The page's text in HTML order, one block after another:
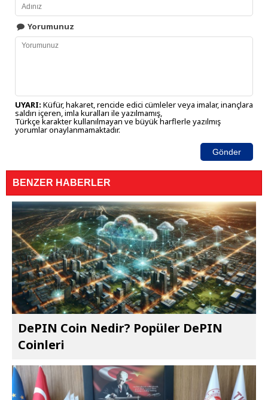
Yorumunuz
UYARI: Küfür, hakaret, rencide edici cümleler veya imalar, inançlara
saldırı içeren, imla kuralları ile yazılmamış,
Türkçe karakter kullanılmayan ve büyük harflerle yazılmış
yorumlar onaylanmamaktadır.
Gönder
BENZER HABERLER
DePIN Coin Nedir? Popüler DePIN
Coinleri